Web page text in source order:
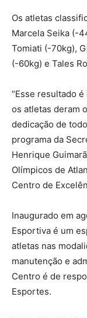
Os atletas
Marcela Seika (-
Tomiati (-70kg),
(-60kg) e Tales
“Esse resultado
os atletas deram
dedicação de
programa da
Henrique
Olímpicos de
Centro de
Inaugurado em
Esportiva é um
atletas nas
manutenção e
Centro é de
Esportes.